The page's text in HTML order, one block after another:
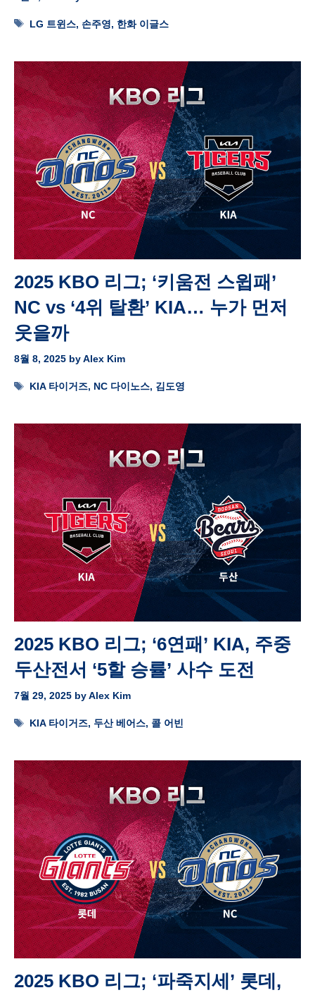
Tags
LG 트윈스, 손주영, 한화 이글스
2025 KBO 리그; ‘키움전 스윕패’
NC vs ‘4위 탈환’ KIA… 누가 먼저
웃을까
8월 8, 2025 byAlex Kim
Tags
KIA 타이거즈, NC 다이노스, 김도영
2025 KBO 리그; ‘6연패’ KIA, 주중
두산전서 ‘5할 승률’ 사수 도전
7월 29, 2025 byAlex Kim
Tags
KIA 타이거즈, 두산 베어스, 콜 어빈
2025 KBO 리그; ‘파죽지세’ 롯데,